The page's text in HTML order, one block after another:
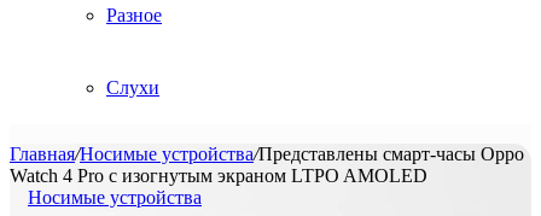
Разное
Слухи
Главная/Носимые устройства/Представлены смарт-часы Oppo
Watch 4 Pro с изогнутым экраном LTPO AMOLED
Носимые устройства